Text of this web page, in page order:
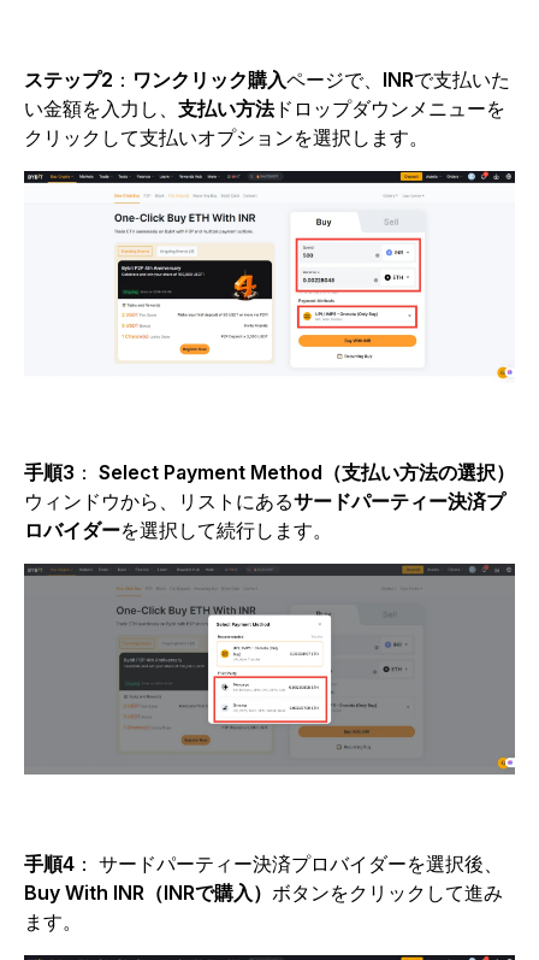
ステップ2 ： ワンクリック購入ページで、 INRで支払いた
い金額を入力し、 支払い方法ドロップダウンメニューを
クリックして支払いオプションを選択します。
手順3 ： Select Payment Method（支払い方法の選択）
ウィンドウから、リストにあるサードパーティー決済プ
ロバイダーを選択して続行します。
手順4 ： サードパーティー決済プロバイダーを選択後、
Buy With INR（INRで購入） ボタンをクリックして進み
ます。